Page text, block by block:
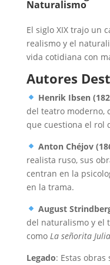
Naturalismo
El siglo XIX trajo un
realismo y el
vida cotidiana con
Autores
Henrik Ibsen
del teatro moderno,
que cuestiona el rol
Anton Chéjov
realista ruso, sus
centran en la
en la trama.
August
del naturalismo y el
como La señorita Julia
Legado: Estas